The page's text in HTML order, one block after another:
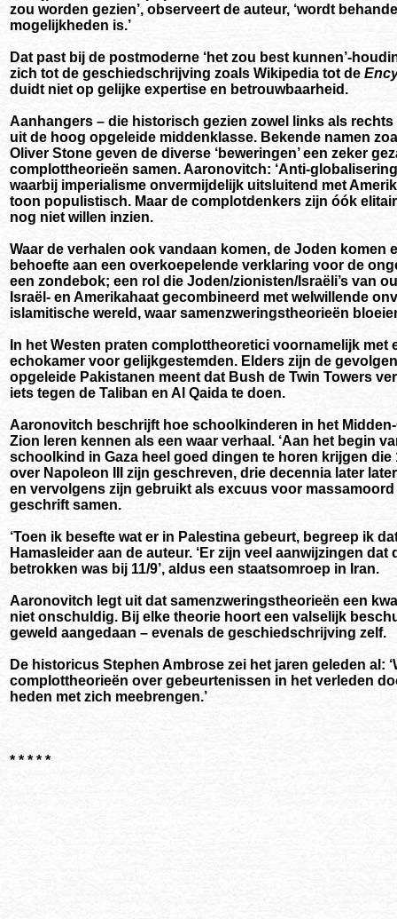
zou worden gezien’, observeert de auteur, ‘wordt
mogelijkheden is.’
Dat past bij de postmoderne ‘het zou best kunnen’-
zich tot de geschiedschrijving zoals Wikipedia tot de
duidt niet op gelijke expertise en betrouwbaarheid.
Aanhangers – die historisch gezien zowel links als
uit de hoog opgeleide middenklasse. Bekende namen
Oliver Stone geven de diverse ‘beweringen’ een zeker
complottheorieën samen. Aaronovitch: ‘Anti-
waarbij imperialisme onvermijdelijk uitsluitend met
toon populistisch. Maar de complotdenkers zijn óók
nog niet willen inzien.
Waar de verhalen ook vandaan komen, de Joden komen
behoefte aan een overkoepelende verklaring voor de
een zondebok; een rol die Joden/zionisten/Israëli’s van
Israël- en Amerikahaat gecombineerd met welwillende
islamitische wereld, waar samenzweringstheorieën
In het Westen praten complottheoretici voornamelijk
echokamer voor gelijkgestemden. Elders zijn de
opgeleide Pakistanen meent dat Bush de Twin Towers
iets tegen de Taliban en Al Qaida te doen.
Aaronovitch beschrijft hoe schoolkinderen in het
Zion leren kennen als een waar verhaal. ‘Aan het begin
schoolkind in Gaza heel goed dingen te horen krijgen
over Napoleon III zijn geschreven, drie decennia later
en vervolgens zijn gebruikt als excuus voor
geschrift samen.
‘Toen ik besefte wat er in Palestina gebeurt, begreep ik
Hamasleider aan de auteur. ‘Er zijn veel aanwijzingen
betrokken was bij 11/9’, aldus een staatsomroep in Iran.
Aaronovitch legt uit dat samenzweringstheorieën een
niet onschuldig. Bij elke theorie hoort een valselijk
geweld aangedaan – evenals de geschiedschrijving zelf.
De historicus Stephen Ambrose zei het jaren geleden al:
complottheorieën over gebeurtenissen in het verleden
heden met zich meebrengen.’
* * * * *